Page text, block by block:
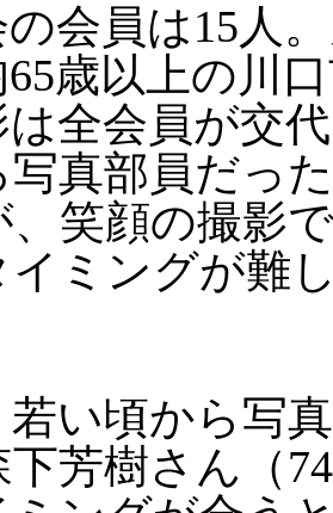
会員は15人
65歳以上の川
全会員が交
真部員だっ
、笑顔の撮影
イミングが難
い頃から写
下芳樹さん（